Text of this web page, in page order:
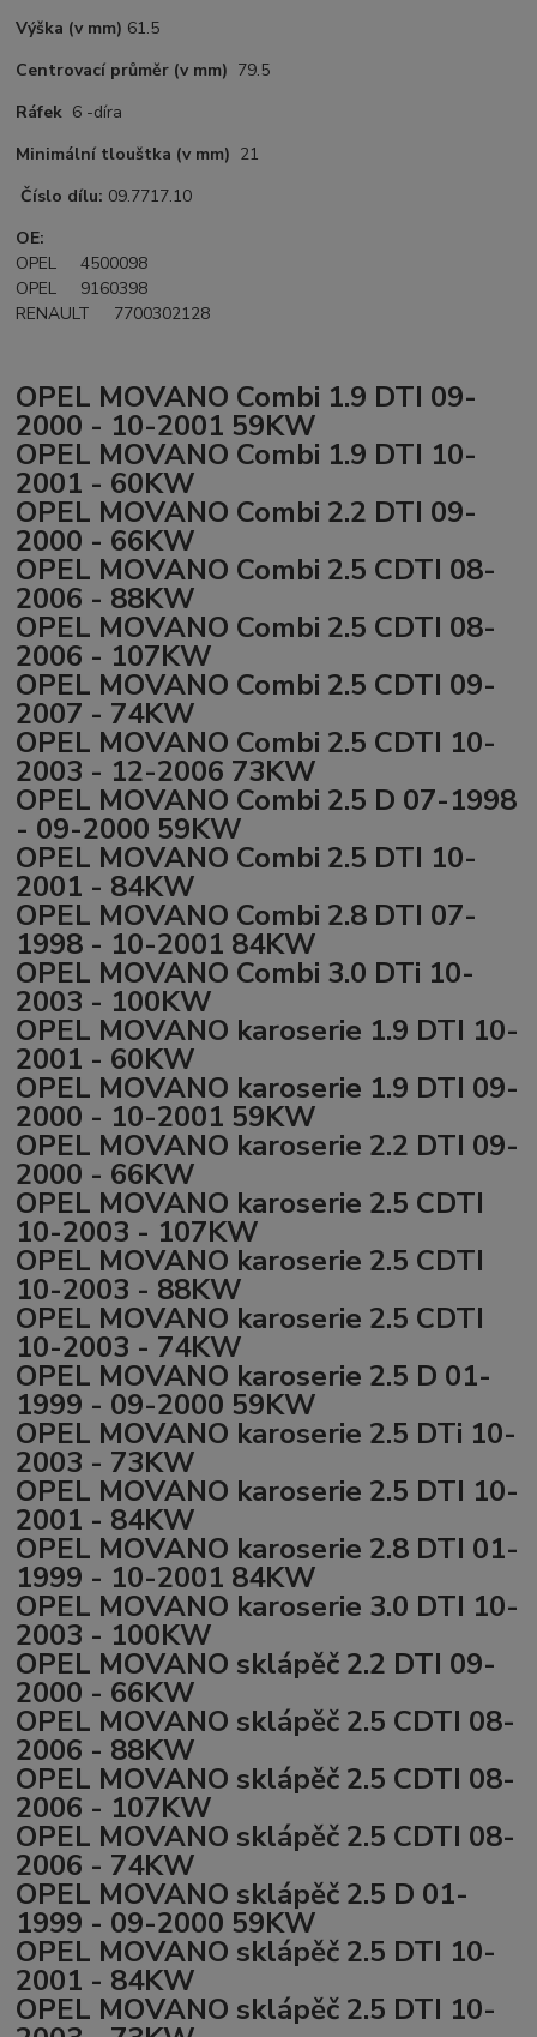
Výška (v mm) 61.5
Centrovací průměr (v mm) 79.5
Ráfek 6 -díra
Minimální tlouštka (v mm) 21
Číslo dílu: 09.7717.10
OE:
OPEL 4500098
OPEL 9160398
RENAULT 7700302128
OPEL MOVANO Combi 1.9 DTI 09-
2000 - 10-2001 59KW
OPEL MOVANO Combi 1.9 DTI 10-
2001 - 60KW
OPEL MOVANO Combi 2.2 DTI 09-
2000 - 66KW
OPEL MOVANO Combi 2.5 CDTI 08-
2006 - 88KW
OPEL MOVANO Combi 2.5 CDTI 08-
2006 - 107KW
OPEL MOVANO Combi 2.5 CDTI 09-
2007 - 74KW
OPEL MOVANO Combi 2.5 CDTI 10-
2003 - 12-2006 73KW
OPEL MOVANO Combi 2.5 D 07-1998
- 09-2000 59KW
OPEL MOVANO Combi 2.5 DTI 10-
2001 - 84KW
OPEL MOVANO Combi 2.8 DTI 07-
1998 - 10-2001 84KW
OPEL MOVANO Combi 3.0 DTi 10-
2003 - 100KW
OPEL MOVANO karoserie 1.9 DTI 10-
2001 - 60KW
OPEL MOVANO karoserie 1.9 DTI 09-
2000 - 10-2001 59KW
OPEL MOVANO karoserie 2.2 DTI 09-
2000 - 66KW
OPEL MOVANO karoserie 2.5 CDTI
10-2003 - 107KW
OPEL MOVANO karoserie 2.5 CDTI
10-2003 - 88KW
OPEL MOVANO karoserie 2.5 CDTI
10-2003 - 74KW
OPEL MOVANO karoserie 2.5 D 01-
1999 - 09-2000 59KW
OPEL MOVANO karoserie 2.5 DTi 10-
2003 - 73KW
OPEL MOVANO karoserie 2.5 DTI 10-
2001 - 84KW
OPEL MOVANO karoserie 2.8 DTI 01-
1999 - 10-2001 84KW
OPEL MOVANO karoserie 3.0 DTI 10-
2003 - 100KW
OPEL MOVANO sklápěč 2.2 DTI 09-
2000 - 66KW
OPEL MOVANO sklápěč 2.5 CDTI 08-
2006 - 88KW
OPEL MOVANO sklápěč 2.5 CDTI 08-
2006 - 107KW
OPEL MOVANO sklápěč 2.5 CDTI 08-
2006 - 74KW
OPEL MOVANO sklápěč 2.5 D 01-
1999 - 09-2000 59KW
OPEL MOVANO sklápěč 2.5 DTI 10-
2001 - 84KW
OPEL MOVANO sklápěč 2.5 DTI 10-